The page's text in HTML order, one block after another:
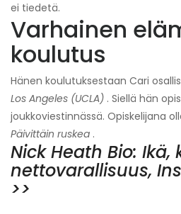
ei tiedetä.
Varhainen
koulutus
Hänen koulutuksestaan ​​Cari
Los Angeles (UCLA) . Siellä hän
joukkoviestinnässä. Opiskelijana
Päivittäin ruskea .
Nick Heath Bio: Ikä,
nettovarallisuus,
>>